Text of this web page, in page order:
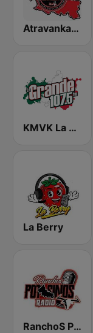
Atravankado Radio
KMVK La Grande 107.5 FM
La Berry
RanchoS PotosinoS Radio